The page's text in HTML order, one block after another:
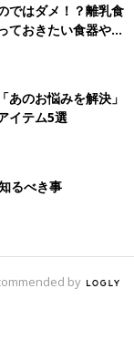
ではダメ！？離乳食
ておきたい食器や調
】
のお悩みを解決」
イテム5選
るべき事
by